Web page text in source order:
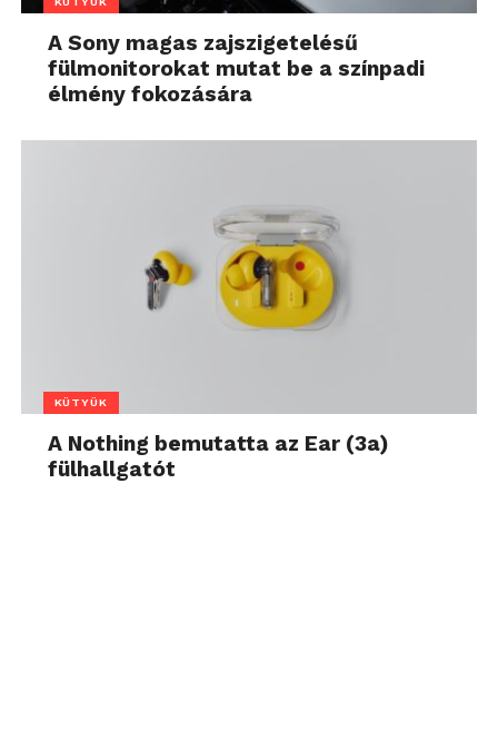
A Sony magas zajszigetelésű
fülmonitorokat mutat be a színpadi
élmény fokozására
KÜTYÜK
A Nothing bemutatta az Ear (3a)
fülhallgatót